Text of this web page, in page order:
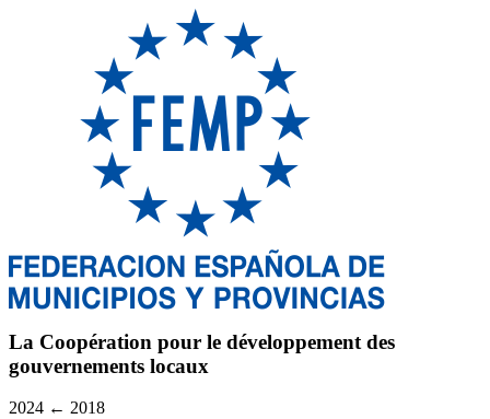
La Coopération pour le développement des
gouvernements locaux
2024 ← 2018